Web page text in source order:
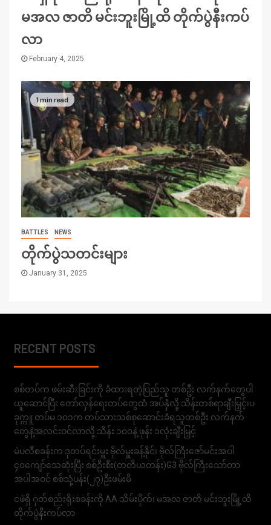
မအလ ဇာတိ မင်းဘူးမြို့ထိ တိုက်ပွဲနီးကပ်
လာ
February 4, 2025
1 min read
BATTLES NEWS
တိုက်ပွဲသတင်းများ
January 31, 2025
RECENT POSTS
စစ်တပ်က ဖမ်းဆီးခြင်းကို ခံထားရတဲ့ပြည်သူ တစ်ဦး လက်နက်တွေပါ
ယူဆောင်ပြီး တော်လှန်ရေးတပ်တွေထံ အပ်နှံလို့ သိန်းတစ်ရာချီးမြှင့်၊ပ
ခုက္ကူ တပ်မ ၁၀၁က တပ်သားသစ်စုဆောင်းခံရသူတစ်ဦး လက်နက်
တွေနဲ့အလင်းဝင်လာလို့ သိန်း ၁၀၀နဲ့ ဖုန်း ၁လုံးချီးမြှင့်
မဲပလီစခန်းက ဒုတပ်ရင်းမှူး ဗိုလ်မှူးခန့်နိုင်၊ ဗိုလ်ကြီးဇော်မင်းအပါ
၄၀ကျော်သေဆုံးပြီး စစ်ဦးစီး(တတိယတန်း)G3 ဗိုလ်ကြီးသော်တာ
အပါအဝင် စစ်သုံ့ပန်း(၂၇)ဦးဖမ်းမိ
ငဖဲရှိ ဂုတ်စည်းရိုးစခန်းကို AA သိမ်းပိုက်၊ မအလ ဇာတိ မင်းဘူးမြို့ထိ
တိုက်ပွဲနီးကပ်လာ